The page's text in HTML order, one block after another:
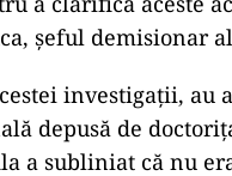
șeful demisionar
investigații,
depusă de
a subliniat că nu